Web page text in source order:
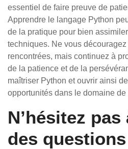
essentiel de faire preuve de
Apprendre le langage Python
de la pratique pour bien
techniques. Ne vous
rencontrées, mais continuez à
de la patience et de la
maîtriser Python et ouvrir ainsi
opportunités dans le domaine
N’hésitez
des